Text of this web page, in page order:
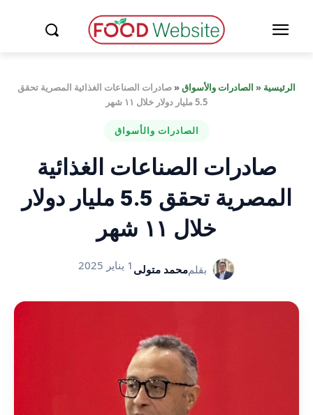
الرئيسية « الصادرات والأسواق«صادرات الصناعات الغذائية المصرية تحقق
5.5 مليار دولار خلال ١١ شهر
الصادرات والأسواق
صادرات الصناعات الغذائية
المصرية تحقق 5.5 مليار دولار
خلال ١١ شهر
بقلممحمد متولى 1 يناير 2025